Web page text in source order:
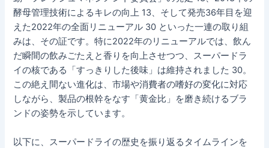
酵母管理技術によるキレの向上 13、そして発売36年目を迎
えた2022年の全面リニューアル 30 といった一連の取り組
みは、その証です。特に2022年のリニューアルでは、飲ん
だ瞬間の飲みごたえと香りを向上させつつ、スーパードラ
イの核である「すっきりした後味」は維持されました 30。
この絶え間ない進化は、市場や消費者の嗜好の変化に対応
しながら、製品の根幹をなす「黄金比」を磨き続けるブラ
ンドの姿勢を示しています。
以下に、スーパードライの歴史を振り返るタイムラインを